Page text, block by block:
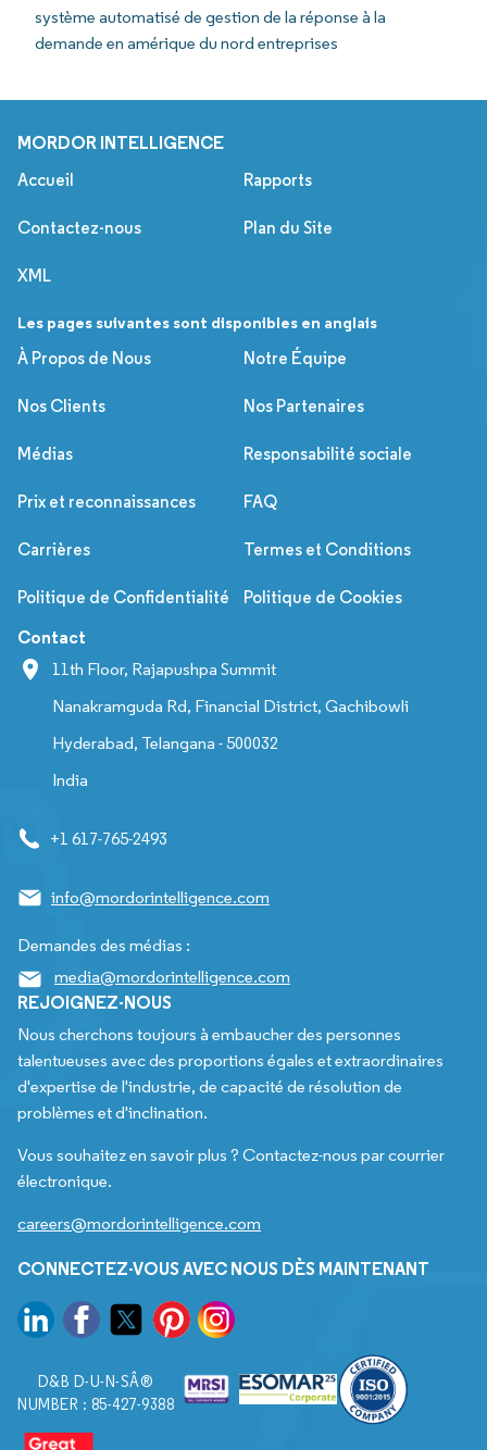
système automatisé de gestion de la réponse à la
demande en amérique du nord entreprises
MORDOR INTELLIGENCE
Accueil Rapports
Contactez-nous Plan du Site
XML
Les pages suivantes sont disponibles en anglais
À Propos de Nous
Notre Équipe
Nos Clients Nos Partenaires
Médias Responsabilité sociale
Prix et reconnaissances FAQ
Carrières Termes et Conditions
Politique de Confidentialité Politique de Cookies
Contact
11th Floor, Rajapushpa Summit
Nanakramguda Rd, Financial District, Gachibowli
Hyderabad, Telangana - 500032
India
+1 617-765-2493
info@mordorintelligence.com
Demandes des médias :
media@mordorintelligence.com
REJOIGNEZ-NOUS
Nous cherchons toujours à embaucher des personnes
talentueuses avec des proportions égales et extraordinaires
d'expertise de l'industrie, de capacité de résolution de
problèmes et d'inclination.
Vous souhaitez en savoir plus ? Contactez-nous par courrier
électronique.
careers@mordorintelligence.com
CONNECTEZ-VOUS AVEC NOUS DÈS MAINTENANT
D&B D-U-N-SÂ®
NUMBER : 85-427-9388